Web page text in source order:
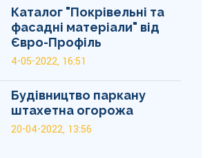
Каталог "Покрівельні та
фасадні матеріали" від
Євро-Профіль
4-05-2022, 16:51
Будівництво паркану
штахетна огорожа
20-04-2022, 13:56